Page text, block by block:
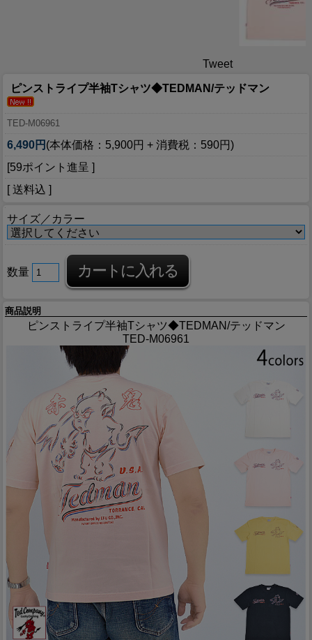
Tweet
ピンストライプ半袖Tシャツ◆TEDMAN/テッドマン
TED-M06961
6,490円 (本体価格：5,900円 + 消費税：590円)
[59ポイント進呈 ]
[ 送料込 ]
サイズ／カラー
数量
商品説明
ピンストライプ半袖Tシャツ◆TEDMAN/テッドマン
TED-M06961